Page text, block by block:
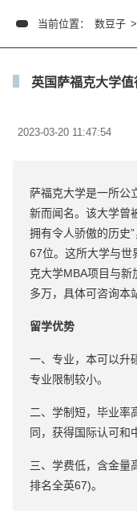
当前位置： 数豆子 >
英国萨福克大学
2023-03-20 11:47:54
萨福克大学是一所公
新而闻名。该大学曾
拥有令人骄傲的历史
67位。这所大学与世
克大学MBA项目与
多万，具体可咨询本
留学优势
一、专业，本可以升
专业限制较小。
二、学制短，毕业率
同，获得国际认可和
三、学费低，含金量
排名全英67)。